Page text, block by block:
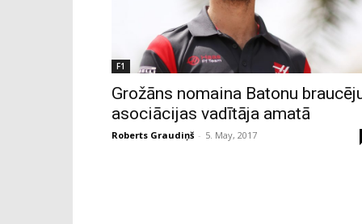
F1
Grožāns nomaina Batonu
asociācijas vadītāja amatā
Roberts Graudiņš - 5. May, 2017